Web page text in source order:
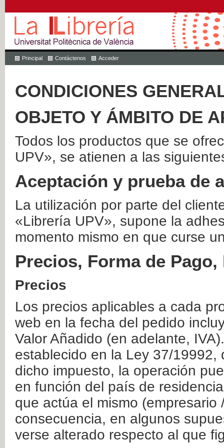
Principal Contáctenos Acceder
CONDICIONES
OBJETO Y ÁMBITO DE
Todos los productos que se
UPV», se atienen a las
Aceptación y prueba de
La utilización por parte del
«Librería UPV», supone la
momento mismo en que curse
Precios, Forma de
Precios
Los precios aplicables a cada
web en la fecha del pedido
Valor Añadido (en adelante,
establecido en la Ley 37/
dicho impuesto, la operación
en función del país de
que actúa el mismo
consecuencia, en algunos
verse alterado respecto al que